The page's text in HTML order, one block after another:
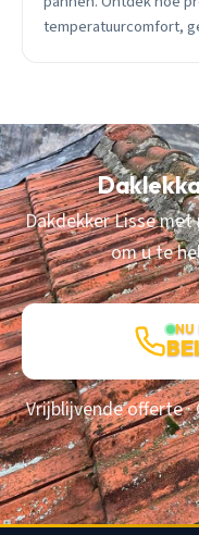
temperatuurcomfort,
Dakdekker Lisse
om u te
NU
Vrijblijvende offerte ·